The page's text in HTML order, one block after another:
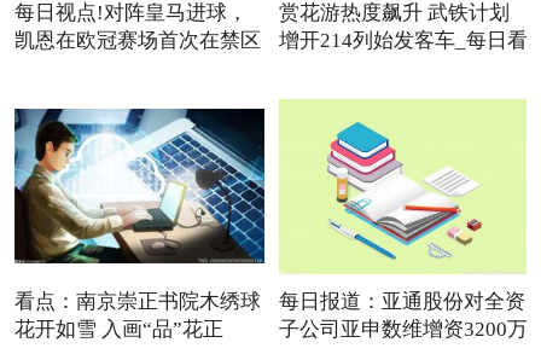
每日视点!对阵皇马进球，
凯恩在欧冠赛场首次在禁区
赏花游热度飙升 武铁计划
增开214列始发客车_每日看
看点：南京崇正书院木绣球
花开如雪 入画“品”花正
每日报道：亚通股份对全资
子公司亚申数维增资3200万